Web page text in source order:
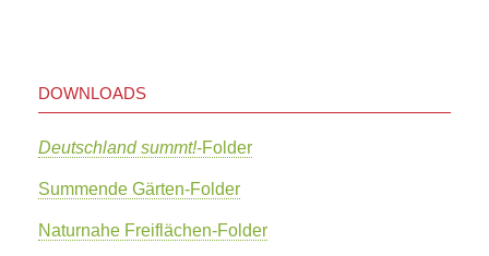
DOWNLOADS
Deutschland summt!-Folder
Summende Gärten-Folder
Naturnahe Freiflächen-Folder